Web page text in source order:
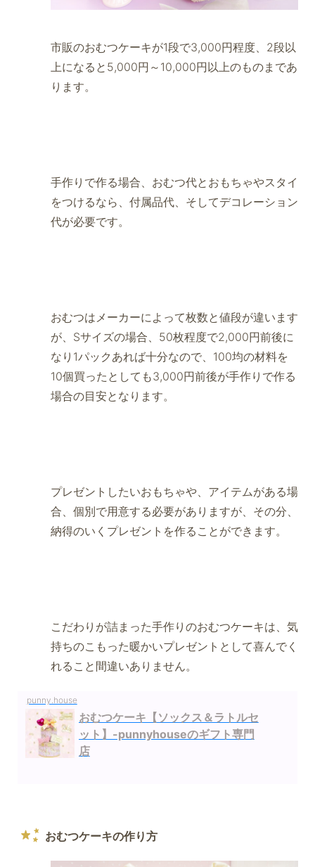
市販のおむつケーキが1段で3,000円程度、2段以
上になると5,000円～10,000円以上のものまであ
ります。
手作りで作る場合、おむつ代とおもちゃやスタイ
をつけるなら、付属品代、そしてデコレーション
代が必要です。
おむつはメーカーによって枚数と値段が違います
が、Sサイズの場合、50枚程度で2,000円前後に
なり1パックあれば十分なので、100均の材料を
10個買ったとしても3,000円前後が手作りで作る
場合の目安となります。
プレゼントしたいおもちゃや、アイテムがある場
合、個別で用意する必要がありますが、その分、
納得のいくプレゼントを作ることができます。
こだわりが詰まった手作りのおむつケーキは、気
持ちのこもった暖かいプレゼントとして喜んでく
れること間違いありません。
punny.house
おむつケーキ【ソックス＆ラトルセ
ット】-punnyhouseのギフト専門
店
おむつケーキの作り方